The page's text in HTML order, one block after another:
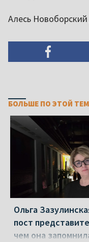
Алесь
БОЛЬШЕ ПО ЭТОЙ
Ольга
пост
чем она